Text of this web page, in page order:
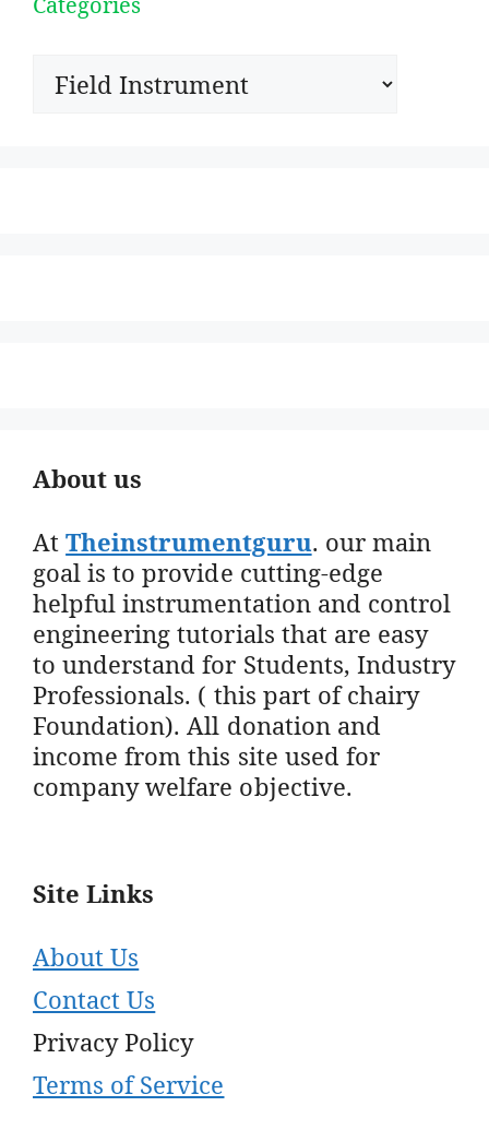
Categories
About us
AtTheinstrumentguru. our main
goal is to provide cutting-edge
helpful instrumentation and control
engineering tutorials that are easy
to understand for Students, Industry
Professionals. ( this part of chairy
Foundation). All donation and
income from this site used for
company welfare objective.
Site Links
About Us
Contact Us
Privacy Policy
Terms of Service